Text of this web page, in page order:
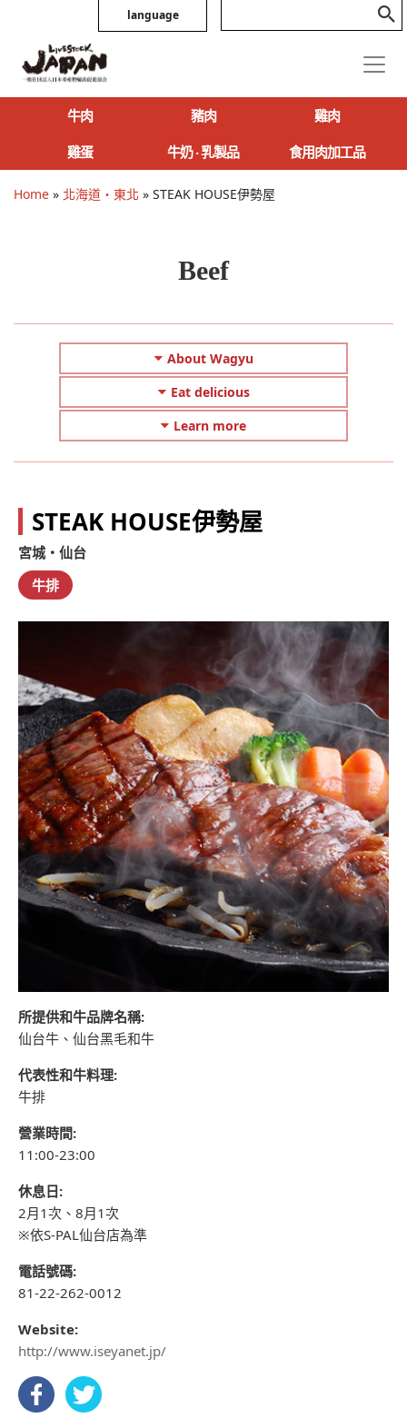
language
牛肉 豬肉
雞肉
雞蛋
牛奶 ‧ 乳製品 食用肉加工品
Home » 北海道・東北 » STEAK HOUSE伊勢屋
Beef
About Wagyu
Eat delicious
Learn more
STEAK HOUSE伊勢屋
宮城・仙台
牛排
所提供和牛品牌名稱:
仙台牛、仙台黑毛和牛
代表性和牛料理:
牛排
營業時間:
11:00-23:00
休息日:
2月1次、8月1次
※依S-PAL仙台店為準
電話號碼:
81-22-262-0012
Website:
http://www.iseyanet.jp/